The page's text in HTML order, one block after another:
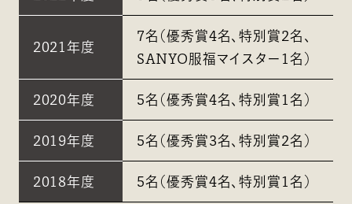
2021年度
7名（優秀賞4名、特別賞2名、
SANYO服福マイスター1名）
2020年度 5名（優秀賞4名、特別賞1名）
2019年度 5名（優秀賞3名、特別賞2名）
2018年度 5名（優秀賞4名、特別賞1名）